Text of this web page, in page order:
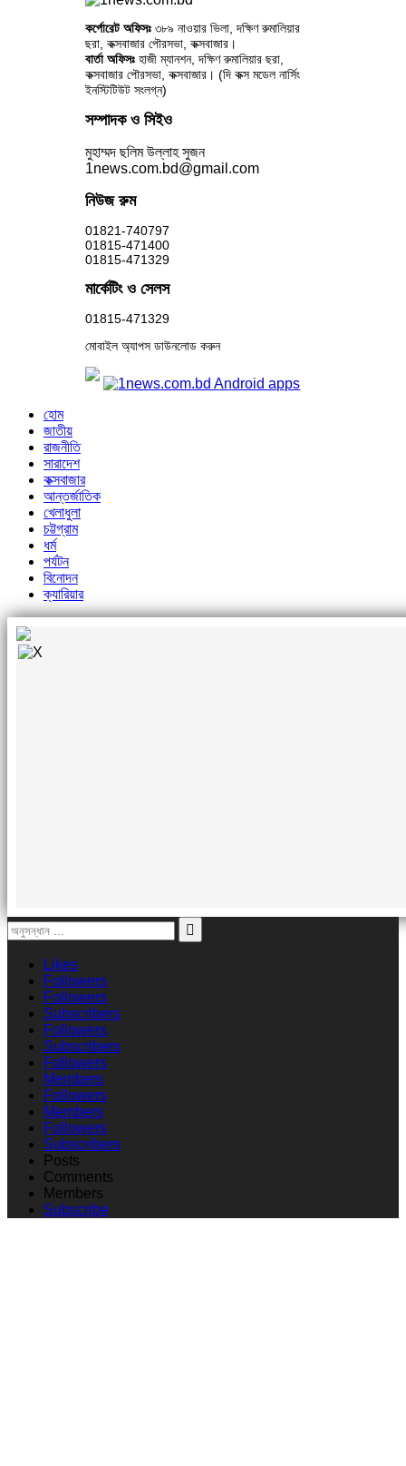
কর্পোরেট অফিসঃ ৩৮৯ নাওয়ার ভিলা, দক্ষিণ রুমালিয়ার
ছরা, কক্সবাজার পৌরসভা, কক্সবাজার।
বার্তা অফিসঃহাজী ম্যানশন, দক্ষিণ রুমালিয়ার ছরা,
কক্সবাজার পৌরসভা, কক্সবাজার। (দি কক্স মডেল নার্সিং
ইনস্টিটিউট সংলগ্ন)
সম্পাদক ও সিইও
মুহাম্মদ ছলিম উল্লাহ সুজন
1news.com.bd@gmail.com
নিউজ রুম
01821-740797
01815-471400
01815-471329
মার্কেটিং ও সেলস
01815-471329
মোবাইল অ্যাপস ডাউনলোড করুন
হোম
জাতীয়
রাজনীতি
সারাদেশ
কক্সবাজার
আন্তর্জাতিক
খেলাধুলা
চট্টগ্রাম
ধর্ম
পর্যটন
বিনোদন
ক্যারিয়ার
Likes
Followers
Followers
Subscribers
Followers
Subscribers
Followers
Members
Followers
Members
Followers
Subscribers
Posts
Comments
Members
Subscribe